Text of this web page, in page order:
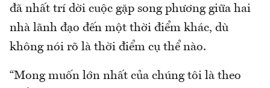
đã nhất trí dời cuộc gặp song phương giữa hai
nhà lãnh đạo đến một thời điểm khác, dù
không nói rõ là thời điểm cụ thể nào.
“Mong muốn lớn nhất của chúng tôi là theo